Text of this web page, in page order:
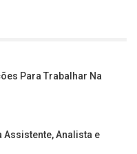
Para Trabalhar Na
Assistente, Analista e